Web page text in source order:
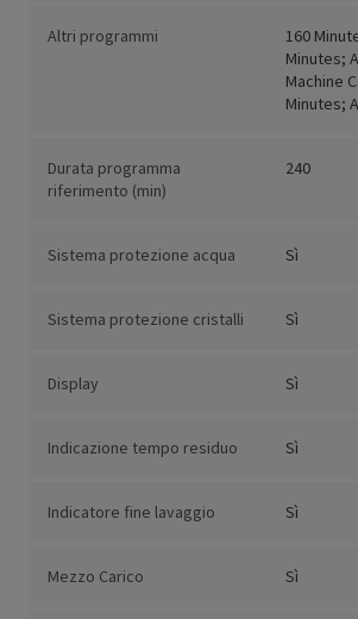
Altri programmi
160
Minutes;
Machine
Minutes;
Durata programma
riferimento (min)
240
Sistema protezione acqua Sì
Sistema protezione cristalli Sì
Display Sì
Indicazione tempo residuo Sì
Indicatore fine lavaggio Sì
Mezzo Carico Sì